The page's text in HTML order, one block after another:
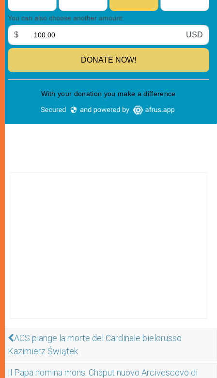
ACS piange la morte del Cardinale bielorusso
Kazimierz Świątek
Il Papa nomina mons. Chaput nuovo Arcivescovo di